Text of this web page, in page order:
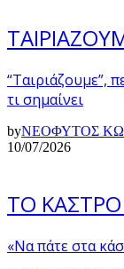
“Ταιριάζουμε”,
τι σημαίνει
byΝΕΟΦΥΤΟΣ
10/07/2026
ΤΟ
«Να πάτε στα